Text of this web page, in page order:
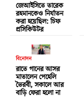
জেআইসিতে তারেক
রহমানকেও নির্যাতন
করা হয়েছিল: চিফ
প্রসিকিউটর
বিনোদন
রাতে গানের আসর
মাতালেন পেহেলি
ভৈরবী, সকালে আর
বাড়ি ফেরা হলো না